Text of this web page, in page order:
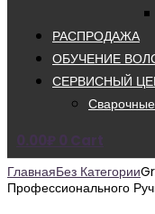
РАСПРОДАЖА
ОБУЧЕНИЕ
СЕРВИСНЫЙ
0.00₽ 0 Cart
ГлавнаяБез Категории
Профессионального